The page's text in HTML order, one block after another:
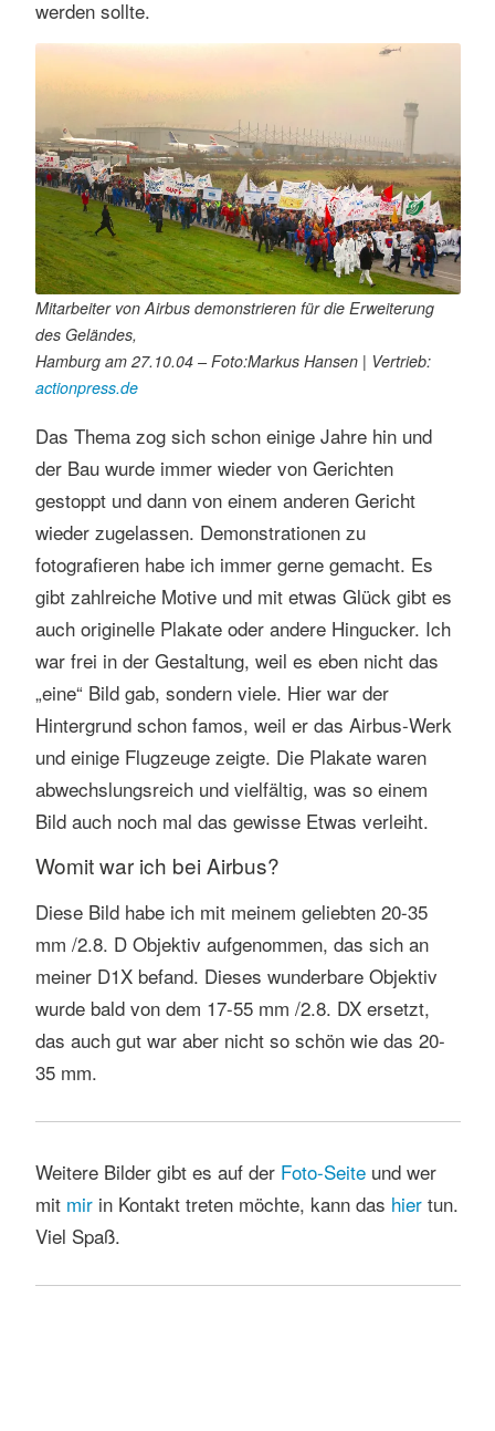
werden sollte.
Mitarbeiter von Airbus demonstrieren für die Erweiterung
des Geländes,
Hamburg am 27.10.04 – Foto:Markus Hansen | Vertrieb:
actionpress.de
Das Thema zog sich schon einige Jahre hin und
der Bau wurde immer wieder von Gerichten
gestoppt und dann von einem anderen Gericht
wieder zugelassen. Demonstrationen zu
fotografieren habe ich immer gerne gemacht. Es
gibt zahlreiche Motive und mit etwas Glück gibt es
auch originelle Plakate oder andere Hingucker. Ich
war frei in der Gestaltung, weil es eben nicht das
„eine“ Bild gab, sondern viele. Hier war der
Hintergrund schon famos, weil er das Airbus-Werk
und einige Flugzeuge zeigte. Die Plakate waren
abwechslungsreich und vielfältig, was so einem
Bild auch noch mal das gewisse Etwas verleiht.
Womit war ich bei Airbus?
Diese Bild habe ich mit meinem geliebten 20-35
mm /2.8. D Objektiv aufgenommen, das sich an
meiner D1X befand. Dieses wunderbare Objektiv
wurde bald von dem 17-55 mm /2.8. DX ersetzt,
das auch gut war aber nicht so schön wie das 20-
35 mm.
Weitere Bilder gibt es auf der Foto-Seiteund wer
mit mirin Kontakt treten möchte, kann das hiertun.
Viel Spaß.